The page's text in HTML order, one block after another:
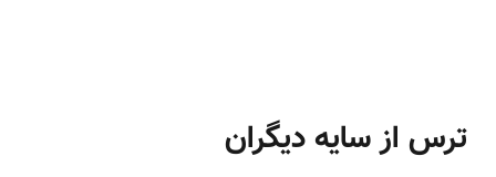
ترس از سایه دیگران